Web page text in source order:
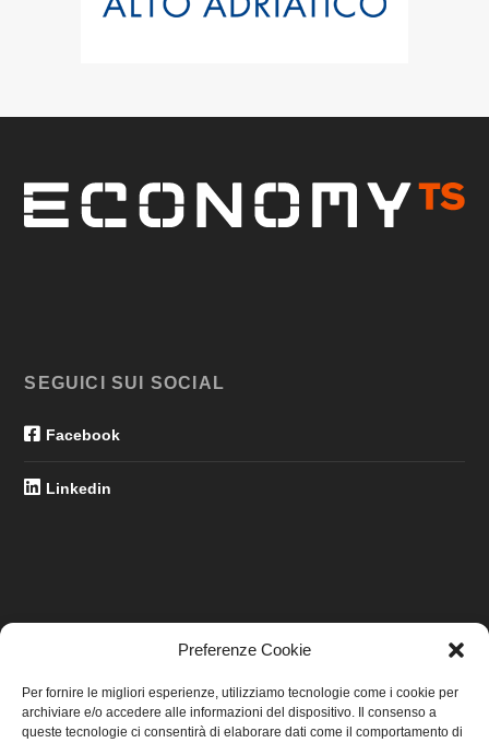
Preferenze Cookie
Per fornire le migliori esperienze, utilizziamo tecnologie come i cookie per
archiviare e/o accedere alle informazioni del dispositivo. Il consenso a
queste tecnologie ci consentirà di elaborare dati come il comportamento di
SEGUICI SUI SOCIAL
Facebook
Linkedin
Home